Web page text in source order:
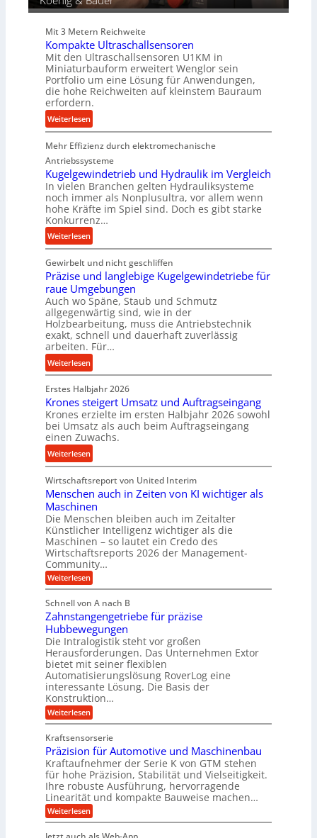
i
P
r
o
d
u
k
t
i
o
i
n
d
e
n
M
i
t
t
e
l
s
a
n
d
Mit 3 Metern Reichweite
Kompakte Ultraschallsensoren
Mit den Ultraschallsensoren U1KM in
Miniaturbauform erweitert Wenglor sein
Portfolio um eine Lösung für Anwendungen,
die hohe Reichweiten auf kleinstem Bauraum
erfordern.
Weiterlesen:
K
o
m
p
a
k
t
e
U
l
t
r
a
s
c
h
a
l
s
e
n
s
o
r
e
n
Mehr Effizienz durch elektromechanische
Antriebssysteme
Kugelgewindetrieb und Hydraulik im Vergleich
In vielen Branchen gelten Hydrauliksysteme
noch immer als Nonplusultra, vor allem wenn
hohe Kräfte im Spiel sind. Doch es gibt starke
Konkurrenz…
Weiterlesen:
K
u
g
e
l
g
e
w
i
n
d
e
t
r
i
b
u
n
d
H
y
d
r
a
u
i
k
i
m
V
e
r
g
l
c
h
Gewirbelt und nicht geschliffen
Präzise und langlebige Kugelgewindetriebe für
raue Umgebungen
Auch wo Späne, Staub und Schmutz
allgegenwärtig sind, wie in der
Holzbearbeitung, muss die Antriebstechnik
exakt, schnell und dauerhaft zuverlässig
arbeiten. Für…
Weiterlesen:
P
r
ä
z
i
s
e
u
n
d
l
a
n
g
l
e
b
i
g
e
K
u
g
e
l
g
e
w
n
d
e
t
r
i
Erstes Halbjahr 2026
Krones steigert Umsatz und Auftragseingang
Krones erzielte im ersten Halbjahr 2026 sowohl
bei Umsatz als auch beim Auftragseingang
einen Zuwachs.
Weiterlesen:
K
r
o
n
e
s
s
t
e
i
g
e
r
t
U
m
s
a
t
z
u
n
d
A
u
f
t
Wirtschaftsreport von United Interim
Menschen auch in Zeiten von KI wichtiger als
Maschinen
Die Menschen bleiben auch im Zeitalter
Künstlicher Intelligenz wichtiger als die
Maschinen – so lautet ein Credo des
Wirtschaftsreports 2026 der Management-
Community…
Weiterlesen:
M
n
s
c
h
e
n
a
u
c
h
i
n
Z
e
e
n
v
o
n
K
I
w
Schnell von A nach B
Zahnstangengetriebe für präzise
Hubbewegungen
Die Intralogistik steht vor großen
Herausforderungen. Das Unternehmen Extor
bietet mit seiner flexiblen
Automatisierungslösung RoverLog eine
interessante Lösung. Die Basis der
Konstruktion…
Weiterlesen:
Z
h
n
s
t
a
n
g
e
n
Kraftsensorserie
Präzision für Automotive und Maschinenbau
Kraftaufnehmer der Serie K von GTM stehen
für hohe Präzision, Stabilität und Vielseitigkeit.
Ihre robuste Ausführung, hervorragende
Linearität und kompakte Bauweise machen…
Weiterlesen:
P